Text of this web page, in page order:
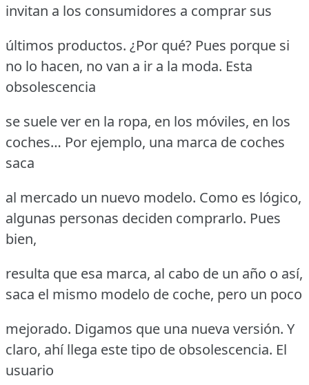
invitan a los consumidores a comprar sus
últimos productos. ¿Por qué? Pues porque si
no lo hacen, no van a ir a la moda. Esta
obsolescencia
se suele ver en la ropa, en los móviles, en los
coches… Por ejemplo, una marca de coches
saca
al mercado un nuevo modelo. Como es lógico,
algunas personas deciden comprarlo. Pues
bien,
resulta que esa marca, al cabo de un año o así,
saca el mismo modelo de coche, pero un poco
mejorado. Digamos que una nueva versión. Y
claro, ahí llega este tipo de obsolescencia. El
usuario